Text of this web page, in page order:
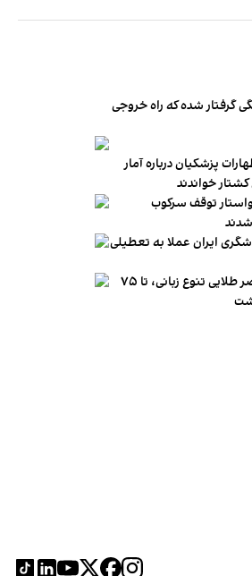
گرفتار شده که راه خروجی
پزشکیان درباره آمار
کشتار خواندند
توقف سرکوب
شدند
ایران عملا به تعطیلی
تخمین پژوهشگران: در عصر طلایی تنوع زبانی، تا ۷۵